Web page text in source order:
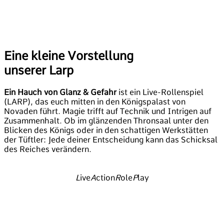
Eine kleine Vorstellung
unserer Larp
Ein Hauch von Glanz & Gefahrist ein Live-Rollenspiel
(LARP), das euch mitten in den Königspalast von
Novaden führt. Magie trifft auf Technik und Intrigen auf
Zusammenhalt. Ob im glänzenden Thronsaal unter den
Blicken des Königs oder in den schattigen Werkstätten
der Tüftler: Jede deiner Entscheidung kann das Schicksal
des Reiches verändern.
LiveActionRolePlay